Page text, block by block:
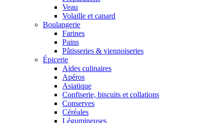
Veau
Volaille et canard
Boulangerie
Farines
Pains
Pâtisseries & viennoiseries
Épicerie
Aides culinaires
Apéros
Asiatique
Confiserie, biscuits et collations
Conserves
Céréales
Légumineuses